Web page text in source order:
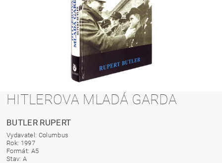
HITLEROVA MLADÁ GARDA
BUTLER RUPERT
Vydavatel: Columbus
Rok: 1997
Formát: A5
Stav: A